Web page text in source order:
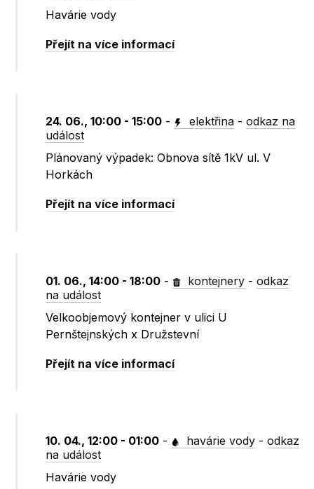
Havárie vody
Přejít na více informací
24. 06., 10:00 - 15:00 - elektřina -odkaz na
událost
Plánovaný výpadek: Obnova sítě 1kV ul. V
Horkách
Přejít na více informací
01. 06., 14:00 - 18:00 - kontejnery -odkaz
na událost
Velkoobjemový kontejner v ulici U
Pernštejnských x Družstevní
Přejít na více informací
10. 04., 12:00 - 01:00 - havárie vody -odkaz
na událost
Havárie vody